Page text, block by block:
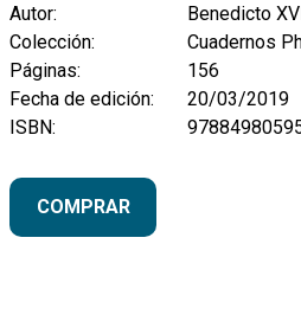
Autor:
Benedicto
Colección:
Cuadernos
Páginas:
156
Fecha de edición:
20/03/2019
ISBN:
COMPRAR